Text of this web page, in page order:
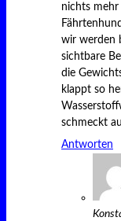
nichts
wir werden
sichtbare
die
klappt so
schmeckt
Antworten